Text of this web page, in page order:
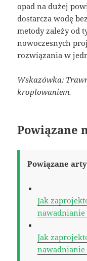
opad na dużej
dostarcza wodę
metody zależy od
nowoczesnych
rozwiązania w
Wskazówka:
kroplowaniem.
Powiązane
Powiązane
Jak
Jak
nawadnianie